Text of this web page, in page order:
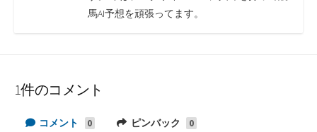
馬AI予想を頑張ってます。
1件のコメント
コメント 0 ピンバック 0